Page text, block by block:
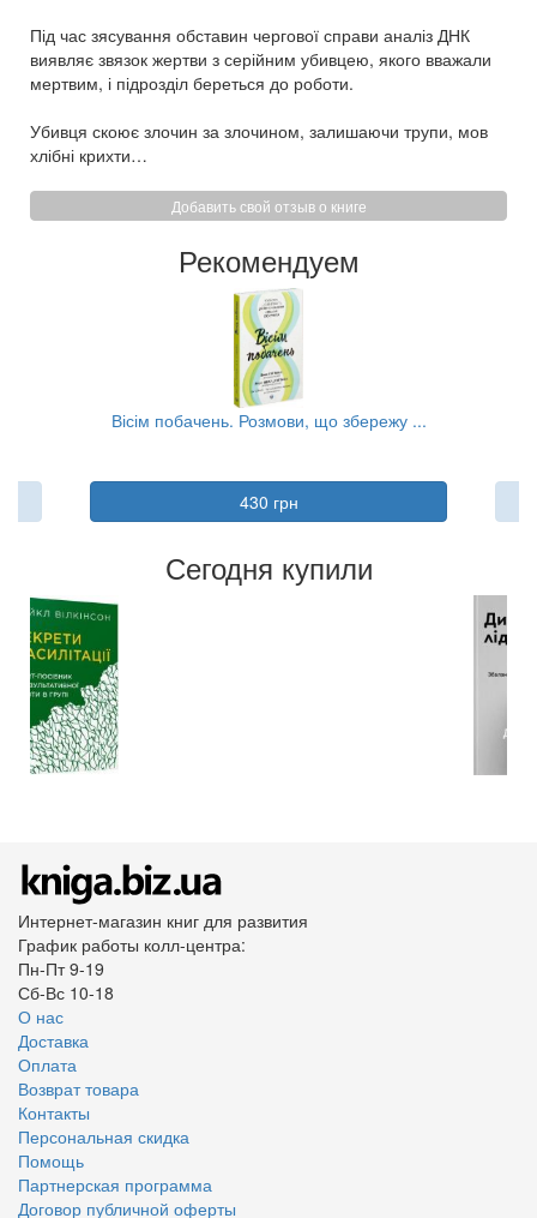
Під час зясування обставин чергової справи аналіз ДНК
виявляє звязок жертви з серійним убивцею, якого вважали
мертвим, і підрозділ береться до роботи.
Убивця скоює злочин за злочином, залишаючи трупи, мов
хлібні крихти…
Добавить свой отзыв о книге
Рекомендуем
Вісім побачень. Розмови, що збережу ...
430 грн
Сегодня купили
Интернет-магазин книг для развития
График работы колл-центра:
Пн-Пт 9-19
Сб-Вс 10-18
О нас
Доставка
Оплата
Возврат товара
Контакты
Персональная скидка
Помощь
Партнерская программа
Договор публичной оферты